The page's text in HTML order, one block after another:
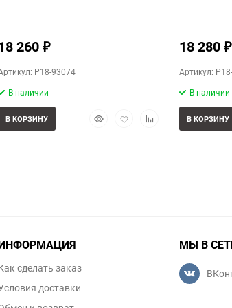
260 ₽
P18-93074
В наличии
БыстрыйДобавитьДобавить
В КОРЗИНУ
18 280 ₽
Артикул:
В наличии
В КОРЗИНУ
сделать заказ
доставки
МЫ В